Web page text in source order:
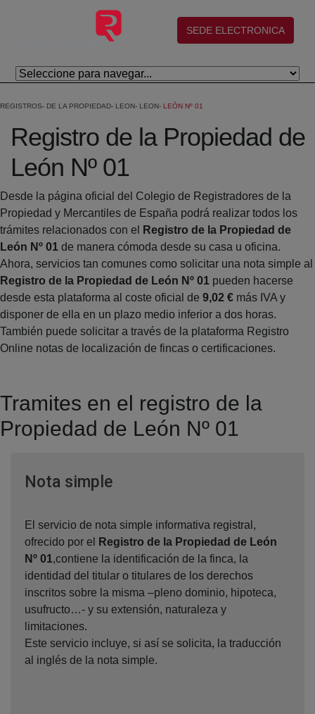
Skip to Main Content
(abre en nueva ventana)
SEDE ELECTRONICA
REGISTROS DE LA PROPIEDAD LEON LEON LEÓN Nº 01
Registro de la Propiedad de
León Nº 01
Desde la página oficial del Colegio de Registradores de la
Propiedad y Mercantiles de España podrá realizar todos los
trámites relacionados con el
Registro de la Propiedad de
León Nº 01 de manera cómoda desde su casa u oficina.
Ahora, servicios tan comunes como solicitar una nota simple al
Registro de la Propiedad de León Nº 01 pueden hacerse
desde esta plataforma al coste oficial de 9,02 € más IVA y
disponer de ella en un plazo medio inferior a dos horas.
También puede solicitar a través de la plataforma Registro
Online notas de localización de fincas o certificaciones.
Tramites en el registro de la
Propiedad de León Nº 01
Nota simpleVentana nueva
El servicio de nota simple informativa registral,
ofrecido por el
Registro de la Propiedad de León
Nº 01,contiene la identificación de la finca, la
identidad del titular o titulares de los derechos
inscritos sobre la misma –pleno dominio, hipoteca,
usufructo…- y su extensión, naturaleza y
limitaciones.
Este servicio incluye, si así se solicita, la traducción
al inglés de la nota simple.